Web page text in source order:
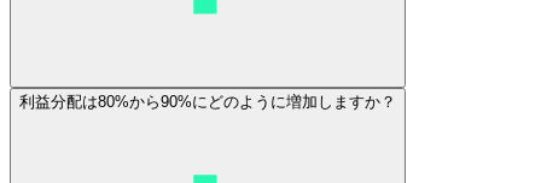
利益分配は80%から90%にどのように増加しますか？